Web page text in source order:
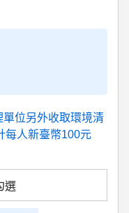
位另外收取環境清
每人新臺幣100元
選